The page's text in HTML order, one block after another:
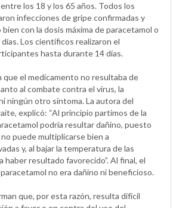
los 18 y los 65 años. Todos los
infecciones de gripe confirmadas y
con la dosis máxima de paracetamol o
Los científicos realizaron el
hasta durante 14 días.
que el medicamento no resultaba de
al combate contra el virus, la
ningún otro síntoma. La autora del
explicó: “Al principio partimos de la
podría resultar dañino, puesto
puede multiplicarse bien a
y, al bajar la temperatura de las
haber resultado favorecido”. Al final, el
no era dañino ni beneficioso.
que, por esta razón, resulta difícil